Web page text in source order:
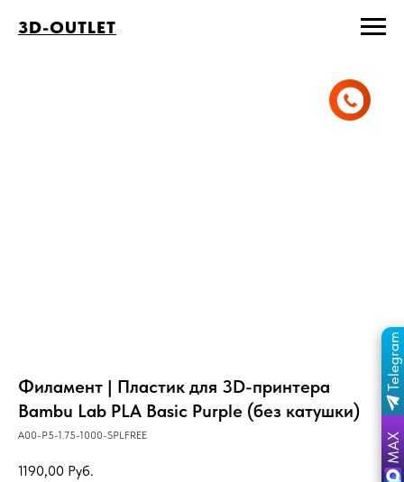
3D-OUTLET
Филамент | Пластик для 3D-принтера
Bambu Lab PLA Basic Purple (без катушки)
A00-P5-1.75-1000-SPLFREE
1190,00 Руб.